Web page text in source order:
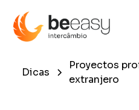
Dicas
Proyectos
extranjero